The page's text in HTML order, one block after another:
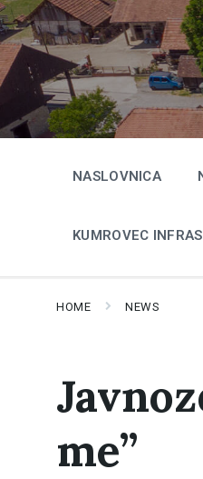
Skip
to
content
Skip
to
main
navigation
Skip
to
footer
NASLOVNICA
KUMROVEC
HOME NEWS
me”